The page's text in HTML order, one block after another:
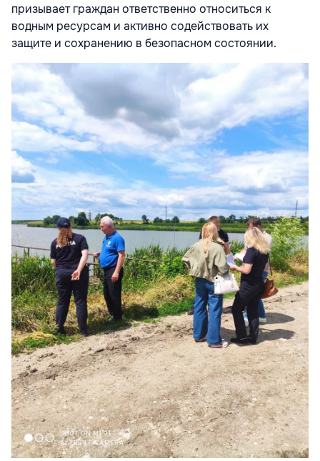
призывает граждан ответственно относиться к
водным ресурсам и активно содействовать их
защите и сохранению в безопасном состоянии.